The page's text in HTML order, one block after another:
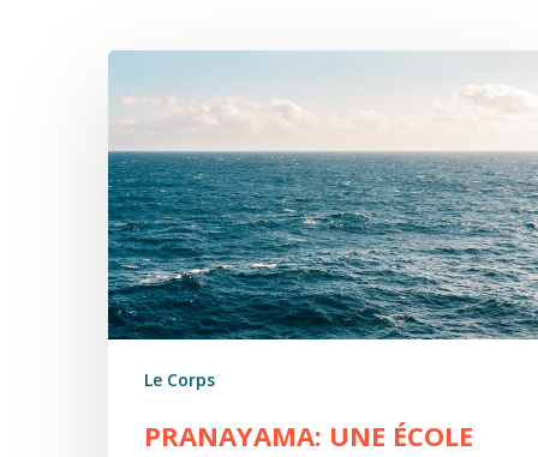
une
école
du
souffle
Le Corps
PRANAYAMA: UNE ÉCOLE